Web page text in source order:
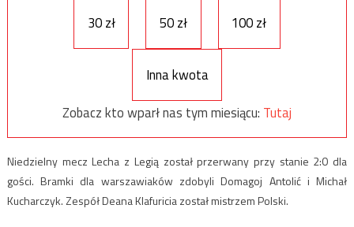
30 zł 50 zł 100 zł
Inna kwota
Zobacz kto wparł nas tym miesiącu: Tutaj
Niedzielny mecz Lecha z Legią został przerwany przy stanie 2:0 dla
gości. Bramki dla warszawiaków zdobyli Domagoj Antolić i Michał
Kucharczyk. Zespół Deana Klafuricia został mistrzem Polski.